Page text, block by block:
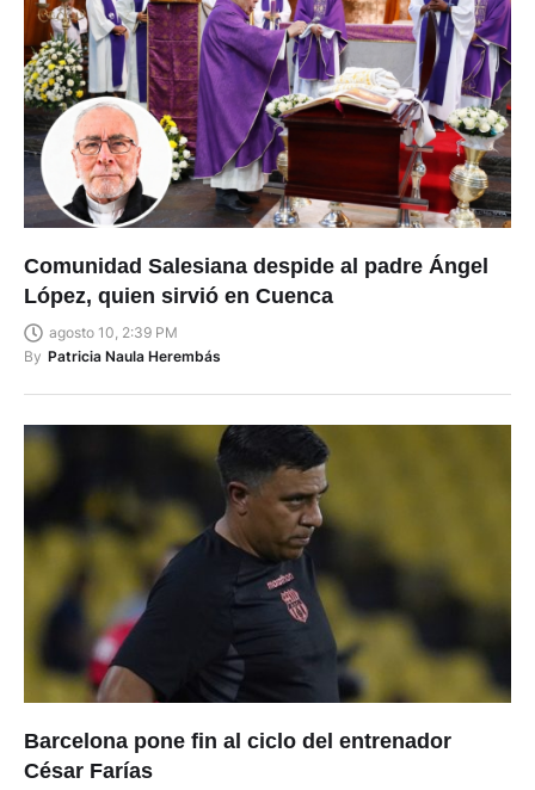
Comunidad Salesiana despide al padre Ángel
López, quien sirvió en Cuenca
agosto 10, 2:39 PM
By Patricia Naula Herembás
Barcelona pone fin al ciclo del entrenador
César Farías